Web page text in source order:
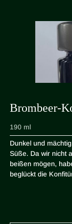
Brombeer-
190 ml
Dunkel und
Süße. Da wir nicht
beißen mögen,
beglückt die